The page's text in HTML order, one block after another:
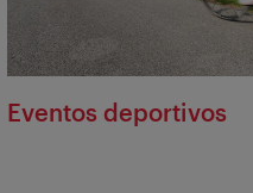
Eventos deportivos